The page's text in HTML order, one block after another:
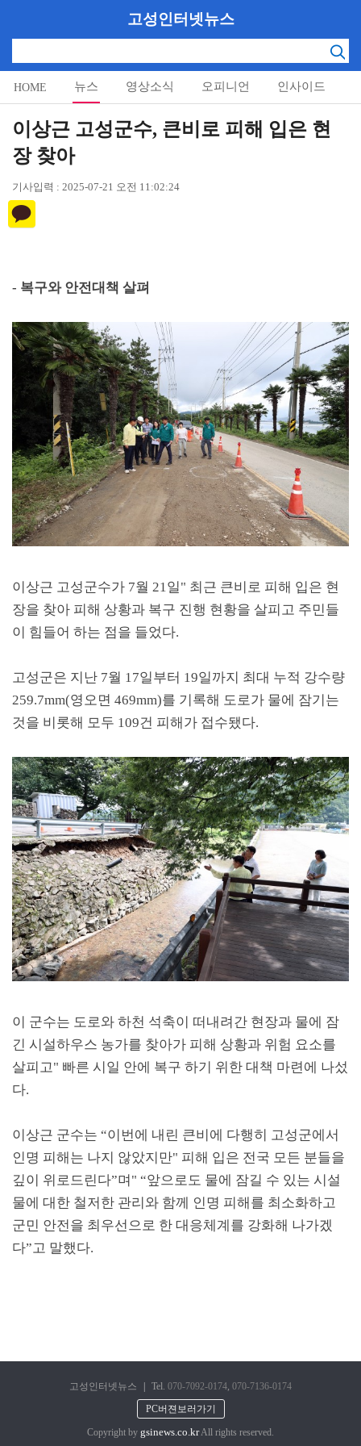
고성인터넷뉴스
HOME 뉴스 영상소식 오피니언 인사이드
알림마당
이상근 고성군수, 큰비로 피해 입은 현
장 찾아
기사입력 : 2025-07-21 오전 11:02:24
- 복구와 안전대책 살펴
이상근 고성군수가 7월 21일" 최근 큰비로 피해 입은 현
장을 찾아 피해 상황과 복구 진행 현황을 살피고 주민들
이 힘들어 하는 점을 들었다.
고성군은 지난 7월 17일부터 19일까지 최대 누적 강수량
259.7mm(영오면 469mm)를 기록해 도로가 물에 잠기는
것을 비롯해 모두 109건 피해가 접수됐다.
이 군수는 도로와 하천 석축이 떠내려간 현장과 물에 잠
긴 시설하우스 농가를 찾아가 피해 상황과 위험 요소를
살피고" 빠른 시일 안에 복구 하기 위한 대책 마련에 나섰
다.
이상근 군수는 “이번에 내린 큰비에 다행히 고성군에서
인명 피해는 나지 않았지만" 피해 입은 전국 모든 분들을
깊이 위로드린다”며 " “앞으로도 물에 잠길 수 있는 시설
물에 대한 철저한 관리와 함께 인명 피해를 최소화하고
군민 안전을 최우선으로 한 대응체계를 강화해 나가겠
다”고 말했다.
고성인터넷뉴스 Tel. 070-7092-0174, 070-7136-0174
PC버젼보러가기
Copyright by gsinews.co.krAll rights reserved.